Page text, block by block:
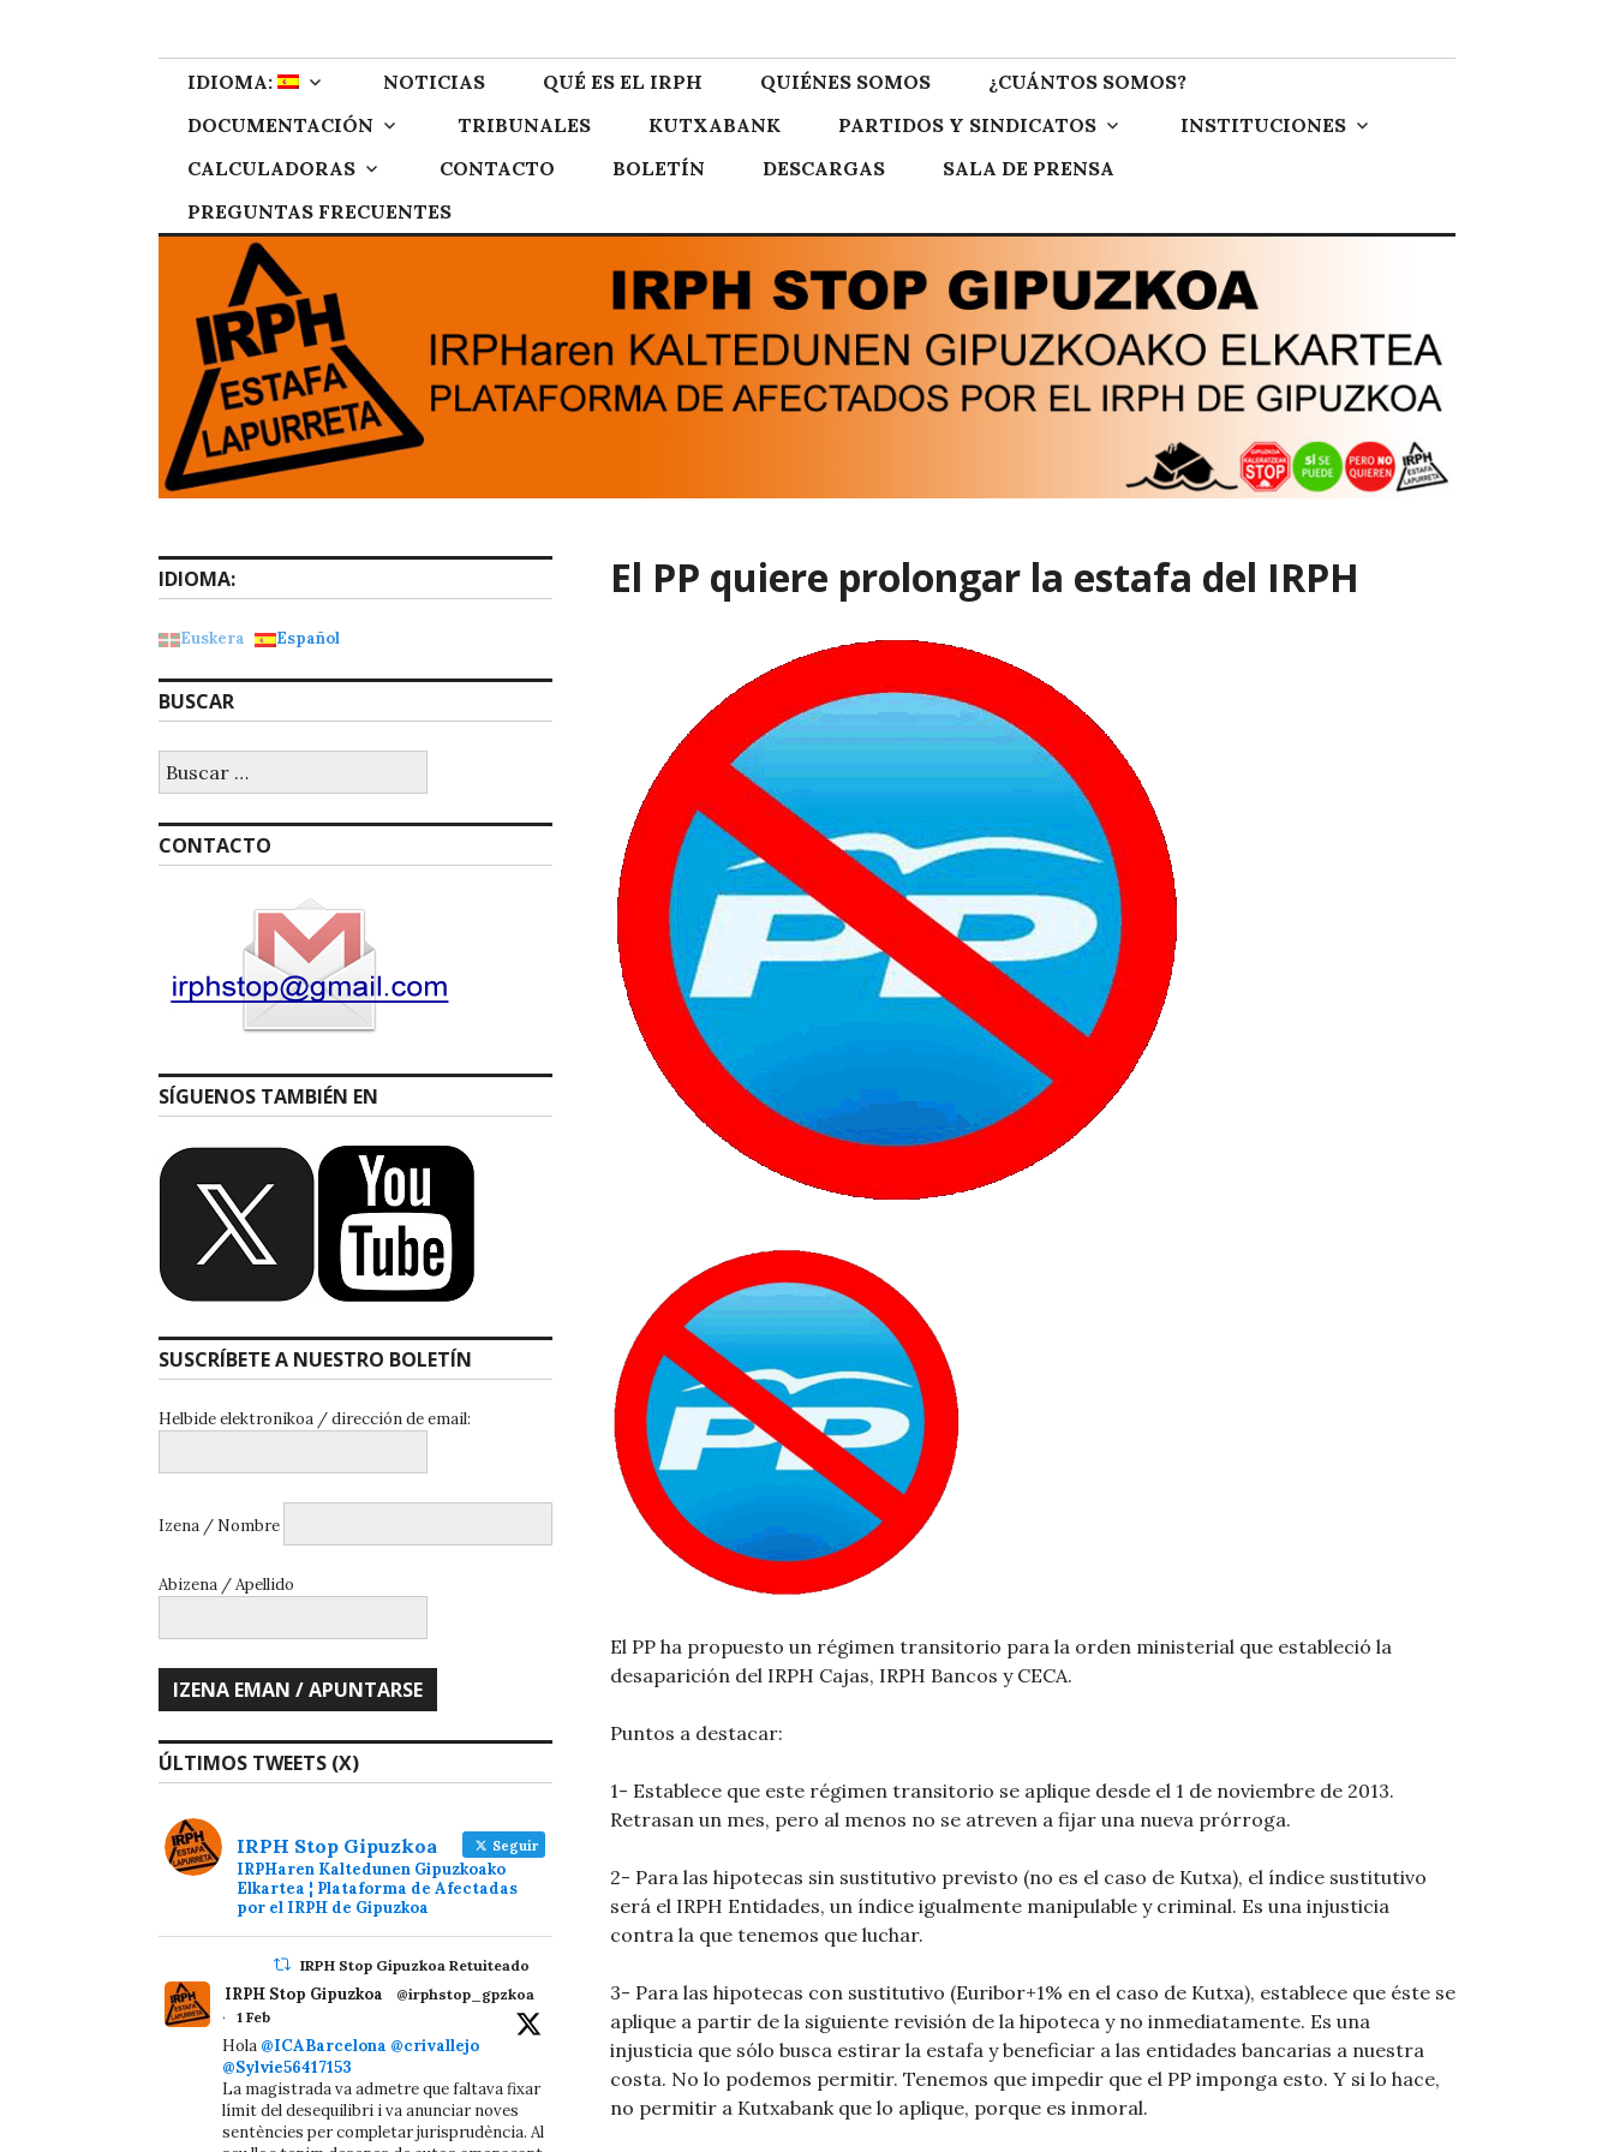
content
IRPH Stop Gipuzkoa
IDIOMA: NOTICIAS QUÉ ES EL IRPH QUIÉNES SOMOS
¿CUÁNTOS SOMOS?
DOCUMENTACIÓN
TRIBUNALES KUTXABANK PARTIDOS Y SINDICATOS
INSTITUCIONES
CALCULADORAS
CONTACTO BOLETÍN DESCARGAS
SALA DE PRENSA
PREGUNTAS FRECUENTES
El PP quiere prolongar la estafa del IRPH
El PP ha propuesto un régimen transitorio para la orden ministerial que estableció la
desaparición del IRPH Cajas, IRPH Bancos y CECA.
Puntos a destacar:
1- Establece que este régimen transitorio se aplique desde el 1 de noviembre de 2013.
Retrasan un mes, pero al menos no se atreven a fijar una nueva prórroga.
2- Para las hipotecas sin sustitutivo previsto (no es el caso de Kutxa), el índice sustitutivo
será el IRPH Entidades, un índice igualmente manipulable y criminal. Es una injusticia
contra la que tenemos que luchar.
3- Para las hipotecas con sustitutivo (Euribor+1% en el caso de Kutxa), establece que éste se
aplique a partir de la siguiente revisión de la hipoteca y no inmediatamente. Es una
injusticia que sólo busca estirar la estafa y beneficiar a las entidades bancarias a nuestra
costa. No lo podemos permitir. Tenemos que impedir que el PP imponga esto. Y si lo hace,
no permitir a Kutxabank que lo aplique, porque es inmoral.
IDIOMA:
Euskera Español
BUSCAR
CONTACTO
SÍGUENOS TAMBIÉN EN
SUSCRÍBETE A NUESTRO BOLETÍN
Helbide elektronikoa / dirección de email:
Izena / Nombre
Abizena / Apellido
ÚLTIMOS TWEETS (X)
IRPH Stop Gipuzkoa Seguir
IRPHaren Kaltedunen Gipuzkoako
Elkartea ¦ Plataforma de Afectadas
por el IRPH de Gipuzkoa
IRPH Stop Gipuzkoa Retuiteado
IRPH Stop Gipuzkoa
@irphstop_gpzkoa
·
1 Feb
Hola @ICABarcelona @crivallejo
@Sylvie56417153
La magistrada va admetre que faltava fixar
límit del desequilibri i va anunciar noves
sentències per completar jurisprudència. Al